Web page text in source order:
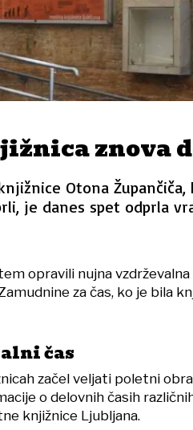
znova
Otona Župančiča,
je danes spet odprla
opravili nujna vzdrževalna
za čas, ko je bila
čas
začel veljati poletni
o delovnih časih
knjižnice Ljubljana.